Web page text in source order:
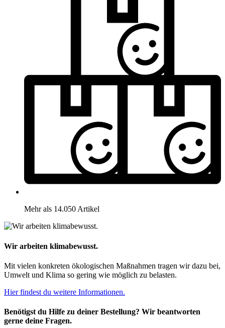
Mehr als 14.050 Artikel
Wir arbeiten klimabewusst.
Mit vielen konkreten ökologischen Maßnahmen tragen wir dazu bei,
Umwelt und Klima so gering wie möglich zu belasten.
Hier findest du weitere Informationen.
Benötigst du Hilfe zu deiner Bestellung? Wir beantworten
gerne deine Fragen.